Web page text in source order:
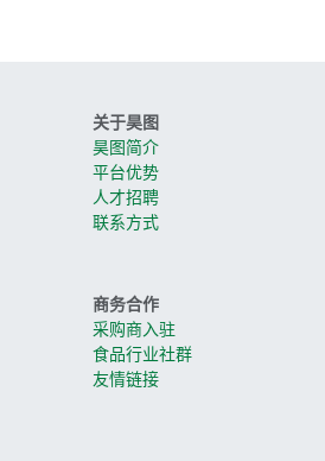
关于昊图
昊图简介
平台优势
人才招聘
联系方式
商务合作
采购商入驻
食品行业社群
友情链接